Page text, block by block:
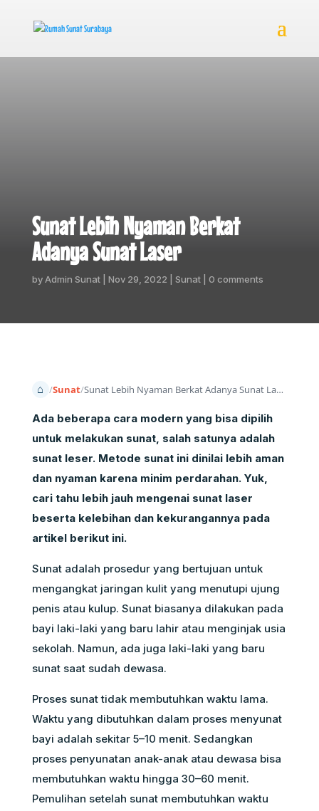
Sunat Lebih Nyaman Berkat
Adanya Sunat Laser
byAdmin Sunat| Nov 29, 2022 Sunat| 0 comments
Beranda
Sunat Sunat Lebih Nyaman Berkat Adanya Sunat Laser
Ada beberapa cara modern yang bisa dipilih
untuk melakukan sunat, salah satunya adalah
sunat leser. Metode sunat ini dinilai lebih aman
dan nyaman karena minim perdarahan. Yuk,
cari tahu lebih jauh mengenai sunat laser
beserta kelebihan dan kekurangannya pada
artikel berikut ini.
Sunat adalah prosedur yang bertujuan untuk
mengangkat jaringan kulit yang menutupi ujung
penis atau kulup. Sunat biasanya dilakukan pada
bayi laki-laki yang baru lahir atau menginjak usia
sekolah. Namun, ada juga laki-laki yang baru
sunat saat sudah dewasa.
Proses sunat tidak membutuhkan waktu lama.
Waktu yang dibutuhkan dalam proses menyunat
bayi adalah sekitar 5–10 menit. Sedangkan
proses penyunatan anak-anak atau dewasa bisa
membutuhkan waktu hingga 30–60 menit.
Pemulihan setelah sunat membutuhkan waktu